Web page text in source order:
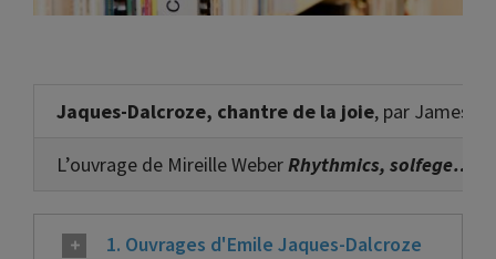
Jaques-Dalcroze, chantre de la joie, par James
L’ouvrage de Mireille WeberRhythmics, solfege… a
1. Ouvrages d'Emile Jaques-Dalcroze